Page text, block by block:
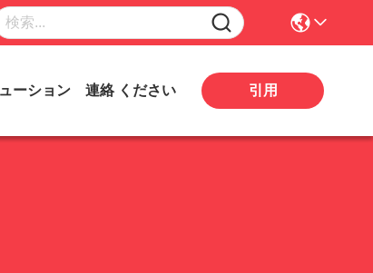
ーション 連絡 ください 引用